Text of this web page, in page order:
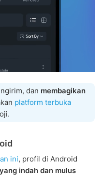
dan membagikan
platform terbuka
ini, profil di Android
indah dan mulus